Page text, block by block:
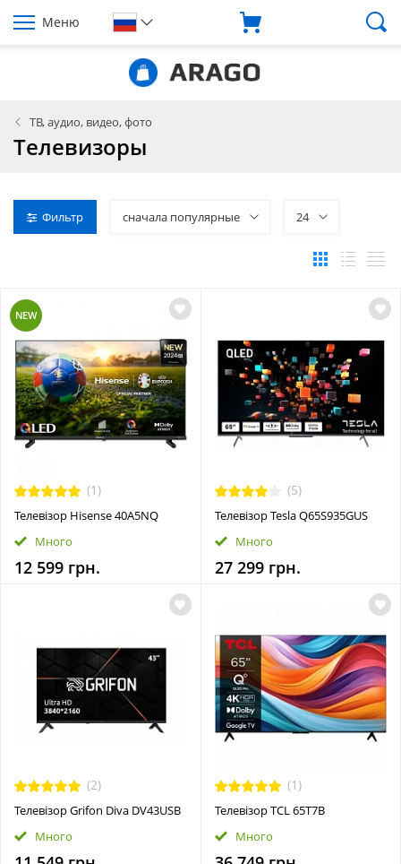
Меню
ТВ, аудио, видео, фото
Телевизоры
Фильтр сначала популярные 24
NEW
(1)
Телевізор Hisense 40A5NQ
Много
12 599 грн.
(5)
Телевізор Tesla Q65S935GUS
Много
27 299 грн.
(2)
Телевізор Grifon Diva DV43USB
Много
(1)
Телевiзор TCL 65T7B
Много